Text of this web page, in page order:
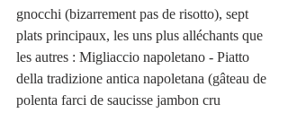
gnocchi (bizarrement pas de risotto), sept
plats principaux, les uns plus alléchants que
les autres : Migliaccio napoletano - Piatto
della tradizione antica napoletana (gâteau de
polenta farci de saucisse jambon cru